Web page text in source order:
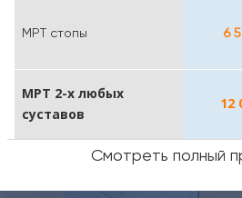
МРТ стопы 6
МРТ 2-х любых
суставов
12
Смотреть полный